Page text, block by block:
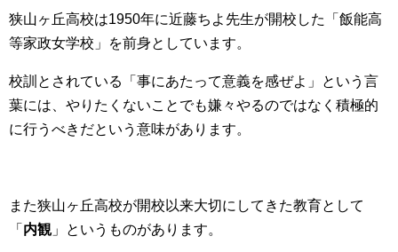
狭山ヶ丘高校は1950年に近藤ちよ先生が開校した「飯能高
等家政女学校」を前身としています。
校訓とされている「事にあたって意義を感ぜよ」という言
葉には、やりたくないことでも嫌々やるのではなく積極的
に行うべきだという意味があります。
また狭山ヶ丘高校が開校以来大切にしてきた教育として
「 内観」というものがあります。